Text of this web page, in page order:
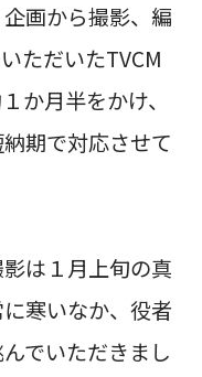
画から撮影、編
ただいたTVCM
か月半をかけ、
期で対応させて
は１月上旬の真
寒いなか、役者
でいただきまし